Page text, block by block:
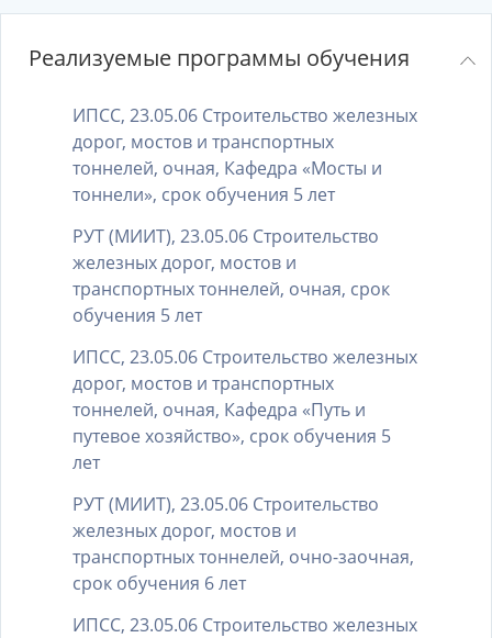
Реализуемые программы обучения
ИПСС, 23.05.06 Строительство железных
дорог, мостов и транспортных
тоннелей, очная, Кафедра «Мосты и
тоннели», срок обучения 5 лет
РУТ (МИИТ), 23.05.06 Строительство
железных дорог, мостов и
транспортных тоннелей, очная, срок
обучения 5 лет
ИПСС, 23.05.06 Строительство железных
дорог, мостов и транспортных
тоннелей, очная, Кафедра «Путь и
путевое хозяйство», срок обучения 5
лет
РУТ (МИИТ), 23.05.06 Строительство
железных дорог, мостов и
транспортных тоннелей, очно-заочная,
срок обучения 6 лет
ИПСС, 23.05.06 Строительство железных